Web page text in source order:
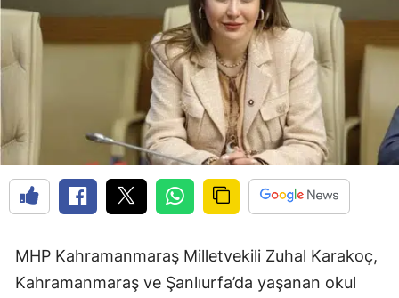
MHP Kahramanmaraş Milletvekili Zuhal Karakoç,
Kahramanmaraş ve Şanlıurfa’da yaşanan okul